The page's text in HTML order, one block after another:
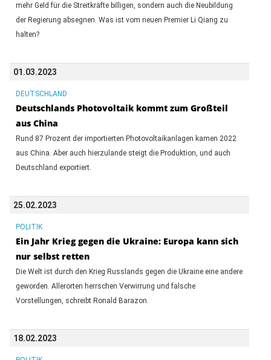
mehr Geld für die Streitkräfte billigen, sondern auch die Neubildung
der Regierung absegnen. Was ist vom neuen Premier Li Qiang zu
halten?
01.03.2023
DEUTSCHLAND
Deutschlands Photovoltaik kommt zum Großteil
aus China
Rund 87 Prozent der importierten Photovoltaikanlagen kamen 2022
aus China. Aber auch hierzulande steigt die Produktion, und auch
Deutschland exportiert.
25.02.2023
POLITIK
Ein Jahr Krieg gegen die Ukraine: Europa kann sich
nur selbst retten
Die Welt ist durch den Krieg Russlands gegen die Ukraine eine andere
geworden. Allerorten herrschen Verwirrung und falsche
Vorstellungen, schreibt Ronald Barazon.
18.02.2023